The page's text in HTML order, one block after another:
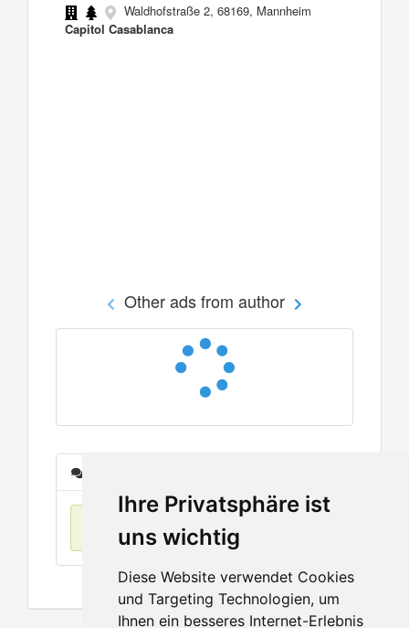
Ihre Privatsphäre ist
uns wichtig
Diese Website verwendet Cookies
und Targeting Technologien, um
Ihnen ein besseres Internet-Erlebnis
Waldhofstraße 2, 68169, Mannheim
Capitol Casablanca
Other ads from author
No items found